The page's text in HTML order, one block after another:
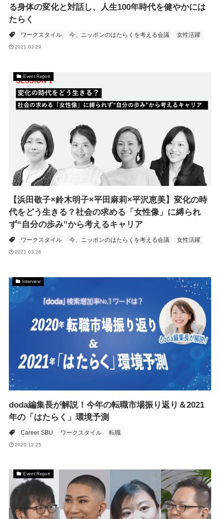
る身体の変化と対話し、人生100年時代を健やかには
たらく
ワークスタイル 今、ニッポンのはたらくを考える会議 女性活躍
2021.03.29
Event Report
【浜田敬子×鈴木明子×平田麻莉×平沢恵美】変化の時
代をどう生きる？社会の求める「女性像」に縛られ
ず“自分の歩み”から考えるキャリア
ワークスタイル 今、ニッポンのはたらくを考える会議 女性活躍
2021.03.26
Interview
doda編集長が解説！今年の転職市場振り返り＆2021
年の「はたらく」環境予測
Career SBU ワークスタイル 転職
2020.12.25
Event Report